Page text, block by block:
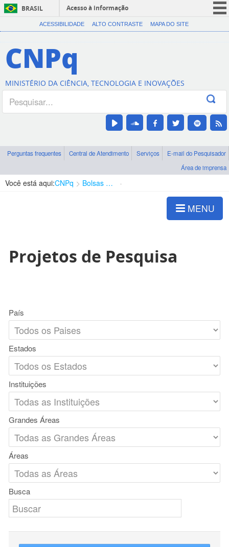
BRASIL
Acesso à informação
CORONAVÍRUS (COVID-19)
Canais
ACESSIBILIDADE ALTO CONTRASTE MAPA DO SITE
CNPq
MINISTÉRIO DA CIÊNCIA, TECNOLOGIA E INOVAÇÕES
Perguntas frequentes Central de Atendimento Serviços
E-mail do Pesquisador
Área de imprensa
Você está aqui:CNPq Bolsas e Auxílios Vigentes
MENU
Projetos de Pesquisa
País
Estados
Instituições
Grandes Áreas
Áreas
Busca